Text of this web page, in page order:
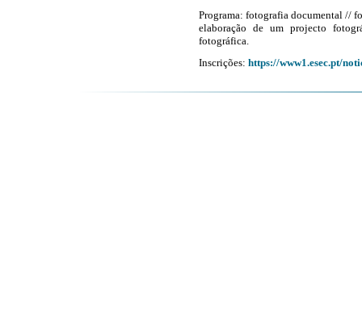
Programa: fotografia documental //
elaboração de um projecto
fotográfica.
Inscrições: https://www1.esec.pt/